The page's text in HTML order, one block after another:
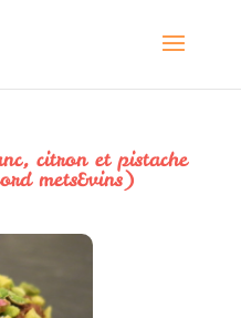
citron et pistache
mets&vins)